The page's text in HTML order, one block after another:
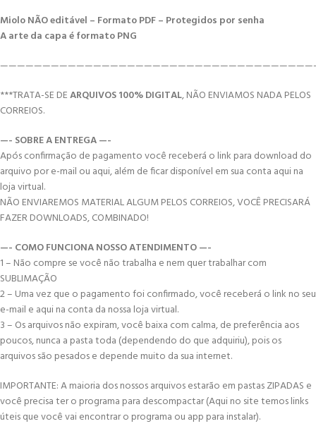
Miolo NÃO editável – Formato PDF – Protegidos por senha
A arte da capa é formato PNG
***TRATA-SE DEARQUIVOS 100% DIGITAL, NÃO ENVIAMOS NADA PELOS
CORREIOS.
—- SOBRE A ENTREGA —-
Após confirmação de pagamento você receberá o link para download do
arquivo por e-mail ou aqui, além de ficar disponível em sua conta aqui na
loja virtual.
NÃO ENVIAREMOS MATERIAL ALGUM PELOS CORREIOS, VOCÊ PRECISARÁ
FAZER DOWNLOADS, COMBINADO!
—- COMO FUNCIONA NOSSO ATENDIMENTO —-
1 – Não compre se você não trabalha e nem quer trabalhar com
SUBLIMAÇÃO
2 – Uma vez que o pagamento foi confirmado, você receberá o link no seu
e-mail e aqui na conta da nossa loja virtual.
3 – Os arquivos não expiram, você baixa com calma, de preferência aos
poucos, nunca a pasta toda (dependendo do que adquiriu), pois os
arquivos são pesados e depende muito da sua internet.
IMPORTANTE: A maioria dos nossos arquivos estarão em pastas ZIPADAS e
você precisa ter o programa para descompactar (Aqui no site temos links
úteis que você vai encontrar o programa ou app para instalar).